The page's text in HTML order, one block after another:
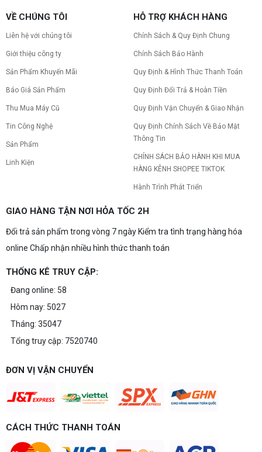
VỀ CHÚNG TÔI
Liên hệ với chúng tôi
Giới thiệu công ty
Sản Phẩm Khuyến Mãi
Báo Giá Sản Phẩm
Thu Mua Máy Cũ
Tin Công Nghệ
Sản Phẩm
Linh Kiện
HỖ TRỢ KHÁCH HÀNG
Chính Sách & Quy Định Chung
Chính Sách Bảo Hành
Quy Định & Hình Thức Thanh Toán
Quy Định Đổi Trả & Hoàn Tiền
Quy Định Vận Chuyển & Giao Nhận
Quy Định Chính Sách Về Bảo Mật
Thông Tin
CHÍNH SÁCH BẢO HÀNH KHI MUA
HÀNG KÊNH SHOPEE TIKTOK
Hành Trình Phát Triển
GIAO HÀNG TẬN NƠI HỎA TỐC 2H
Đổi trả sản phẩm trong vòng 7 ngày Kiểm tra tình trạng hàng hóa
online Chấp nhận nhiều hình thức thanh toán
THỐNG KÊ TRUY CẬP:
Đang online: 58
Hôm nay: 5027
Tháng: 35047
Tổng truy cập: 7520740
ĐƠN VỊ VẬN CHUYỂN
CÁCH THỨC THANH TOÁN